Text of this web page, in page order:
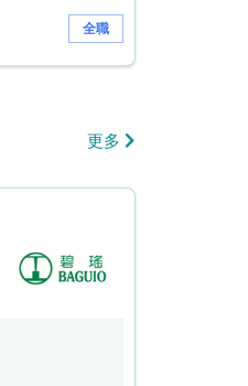
全職
更多